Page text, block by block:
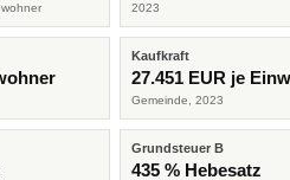
2023
Kaufkraft
27.451 EUR je
Gemeinde, 2023
Grundsteuer B
435 % Hebesatz